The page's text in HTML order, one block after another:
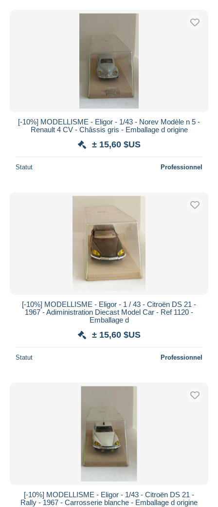
[-10%] MODELLISME - Eligor - 1/43 - Norev Modèle n 5 -
Renault 4 CV - Châssis gris - Emballage d origine
± 15,60 $US
Statut Professionnel
[-10%] MODELLISME - Eligor - 1 / 43 - Citroën DS 21 -
1967 - Adiministration Diecast Model Car - Ref 1120 -
Emballage d
± 15,60 $US
Statut Professionnel
[-10%] MODELLISME - Eligor - 1/43 - Citroën DS 21 -
Rally - 1967 - Carrosserie blanche - Emballage d origine